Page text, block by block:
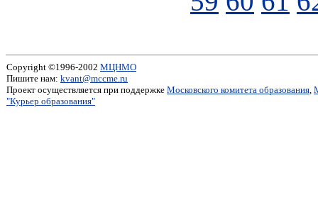
Copyright ©1996-2002 МЦНМО
Пишите нам: kvant@mccme.ru
Проект осуществляется при поддержке Московского комитета образования,
"Курьер образования"